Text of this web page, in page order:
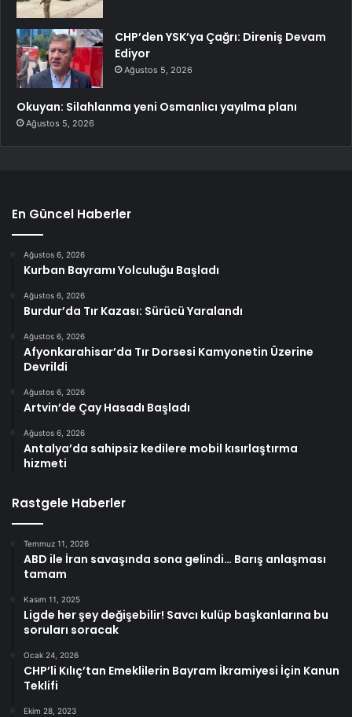
CHP’den YSK’ya Çağrı: Direniş Devam
Ediyor
Ağustos 5, 2026
Okuyan: Silahlanma yeni Osmanlıcı yayılma planı
Ağustos 5, 2026
En Güncel Haberler
Ağustos 6, 2026
Kurban Bayramı Yolculuğu Başladı
Ağustos 6, 2026
Burdur’da Tır Kazası: Sürücü Yaralandı
Ağustos 6, 2026
Afyonkarahisar’da Tır Dorsesi Kamyonetin Üzerine
Devrildi
Ağustos 6, 2026
Artvin’de Çay Hasadı Başladı
Ağustos 6, 2026
Antalya’da sahipsiz kedilere mobil kısırlaştırma
hizmeti
Rastgele Haberler
Temmuz 11, 2026
ABD ile İran savaşında sona gelindi… Barış anlaşması
tamam
Kasım 11, 2025
Ligde her şey değişebilir! Savcı kulüp başkanlarına bu
soruları soracak
Ocak 24, 2026
CHP’li Kılıç’tan Emeklilerin Bayram İkramiyesi İçin Kanun
Teklifi
Ekim 28, 2023